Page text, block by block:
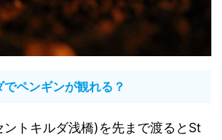
ペンギンが観れる？
トキルダ浅橋)を先まで渡るとSt